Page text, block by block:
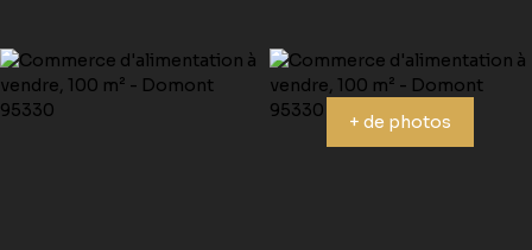
+ de photos